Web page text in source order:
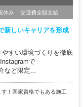
休み 交通費全額支給
新しいキャリアを形成
すい環境づくりを徹底
で
など限定...
！国家資格でもある施工